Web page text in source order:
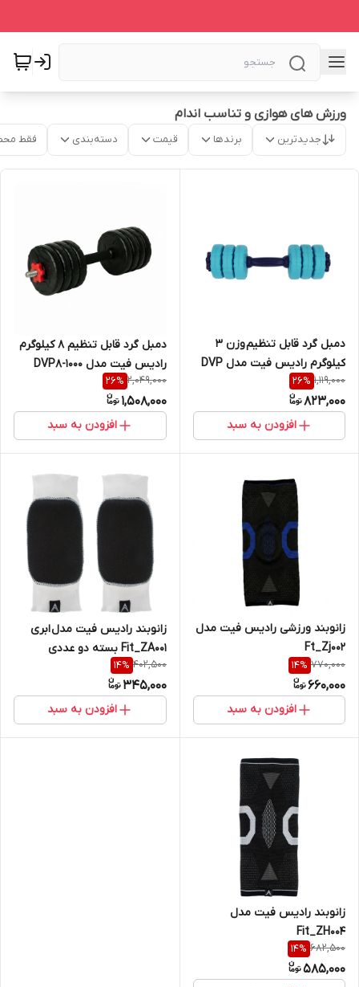
ورزش های هوازی و تناسب اندام
جدیدترین برندها قیمت دسته‌بندی فقط
دمبل گرد قابل تنظیم وزن 3
کیلوگرم رادیس فیت مدل DVP
3-0500 one handle
1,119,000
26%
823,000
افزودن به سبد
دمبل گرد قابل تنظیم 8 کیلوگرم
رادیس فیت مدل DVP8-1000
One Handle
2,049,000
26%
1,508,000
افزودن به سبد
زانوبند ورزشی رادیس فیت مدل
Ft_Zj002
770,000
14%
660,000
افزودن به سبد
زانوبند رادیس فیت مدل ابری
Fit_ZA001 بسته دو عددی
402,500
14%
345,000
افزودن به سبد
زانوبند رادیس فیت مدل
Fit_ZH004
682,500
14%
585,000